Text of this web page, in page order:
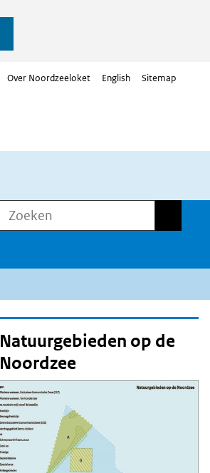
Over Noordzeeloket English Sitemap
Zoeken
Natuurgebieden op de
Noordzee